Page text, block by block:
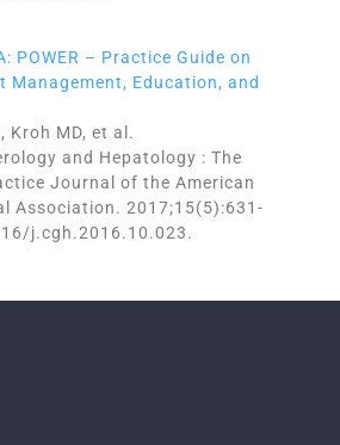
POWER – Practice Guide on
Management, Education, and
Kroh MD, et al.
and Hepatology : The
Journal of the American
Association. 2017;15(5):631-
j.cgh.2016.10.023.